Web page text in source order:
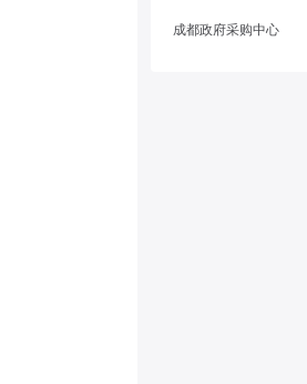
成都政府采购中心